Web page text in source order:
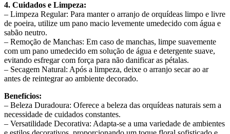
4. Cuidados e Limpeza:
– Limpeza Regular: Para manter o arranjo de orquídeas limpo e livre
de poeira, utilize um pano macio levemente umedecido com água e
sabão neutro.
– Remoção de Manchas: Em caso de manchas, limpe suavemente
com um pano umedecido em solução de água e detergente suave,
evitando esfregar com força para não danificar as pétalas.
– Secagem Natural: Após a limpeza, deixe o arranjo secar ao ar
antes de reintegrar ao ambiente decorado.
Benefícios:
– Beleza Duradoura: Oferece a beleza das orquídeas naturais sem a
necessidade de cuidados constantes.
– Versatilidade Decorativa: Adapta-se a uma variedade de ambientes